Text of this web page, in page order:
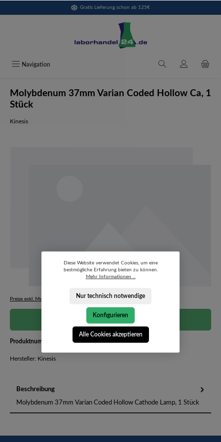
Gratis Lieferung schon ab 125€
Navigation
Molybdenum 37mm Varian Coded Hollow Ca, 1
Stück
Kinesis
Preise exkl. MwSt. zzgl. Versandkosten
Preis auf Anfrage
Produktnummer: HCL-MO-37-V-4007293
Hersteller: Kinesis
Beschreibung
Molybdenum 37mm Varian Coded Hollow Cathode Lamp, 1 Stück
Diese Website verwendet Cookies, um eine
bestmögliche Erfahrung bieten zu können.
Mehr Informationen ...
Nur technisch notwendige
Konfigurieren
Alle Cookies akzeptieren